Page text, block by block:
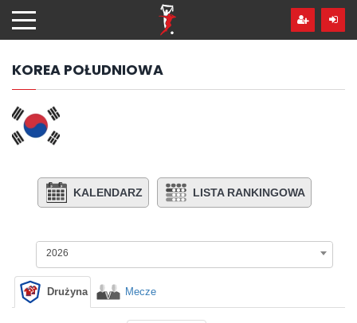
hdo
treści
KOREA POŁUDNIOWA
KALENDARZ LISTA RANKINGOWA
2026
Drużyna Mecze